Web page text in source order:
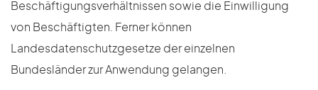
Beschäftigungsverhältnissen sowie die Einwilligung
von Beschäftigten. Ferner können
Landesdatenschutzgesetze der einzelnen
Bundesländer zur Anwendung gelangen.